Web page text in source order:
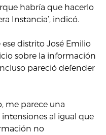
habría que hacerlo
Instancia’, indicó.
distrito José Emilio
sobre la información
pareció defender
me parece una
al igual que
no